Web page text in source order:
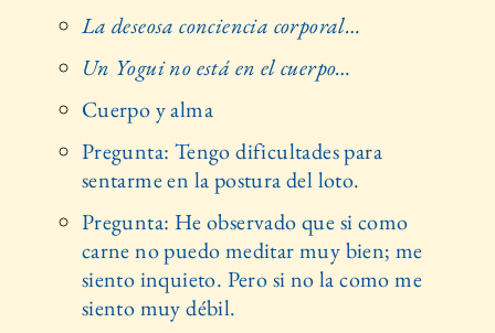
La deseosa conciencia corporal…
Un Yogui no está en el cuerpo…
Cuerpo y alma
Pregunta: Tengo dificultades para
sentarme en la postura del loto.
Pregunta: He observado que si como
carne no puedo meditar muy bien; me
siento inquieto. Pero si no la como me
siento muy débil.